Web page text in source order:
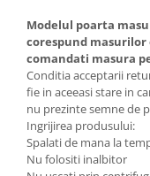
Modelul poarta
corespund masurilor
comandati masura
Conditia acceptarii
fie in aceeasi stare in
nu prezinte semne de
Ingrijirea produsului:
Spalati de mana la
Nu folositi inalbitor